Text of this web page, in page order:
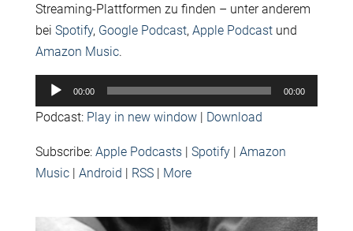
Streaming-Plattformen zu finden – unter anderem
bei Spotify, Google Podcast, Apple Podcastund
Amazon Music.
Audio-
Player
00:00 00:00
Podcast: Play in new window| Download
Subscribe: Apple Podcasts| Spotify| Amazon
Music| Android | RSS| More